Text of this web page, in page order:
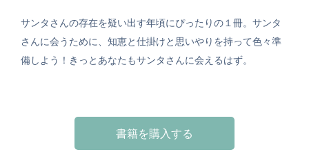
サンタさんの存在を疑い出す年頃にぴったりの１冊。サンタ
さんに会うために、知恵と仕掛けと思いやりを持って色々準
備しよう！きっとあなたもサンタさんに会えるはず。
書籍を購入する